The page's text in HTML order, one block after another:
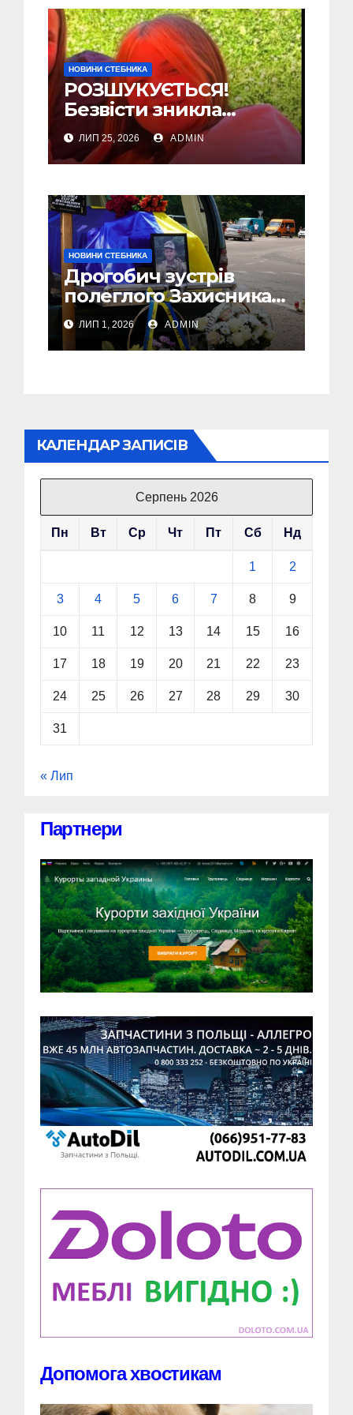
НОВИНИ СТЕБНИКА
РОЗШУКУЄТЬСЯ!
Безвісти зникла
Обудовська Євангеліна
Ігорівна з Стебника
ЛИП 25, 2026 ADMIN
НОВИНИ СТЕБНИКА
Дрогобич зустрів
полеглого Захисника
Сергія Скірка з
Стебника
ЛИП 1, 2026 ADMIN
КАЛЕНДАР ЗАПИСІВ
Серпень 2026
Пн Вт Ср Чт Пт Сб Нд
1 2
3 4 5 6 7 8 9
10 11 12 13 14 15 16
17 18 19 20 21 22 23
24 25 26 27 28 29 30
31
« Лип
Партнери
Допомога хвостикам